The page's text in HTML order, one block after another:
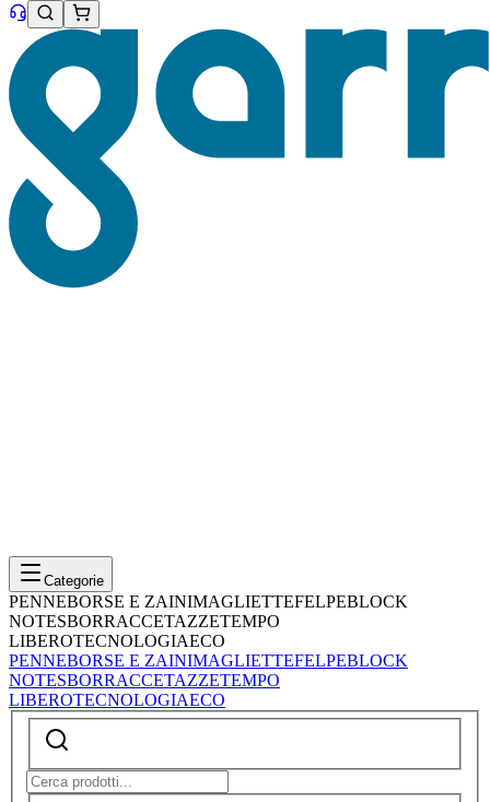
Categorie
PENNEBORSE E ZAINIMAGLIETTEFELPEBLOCK
NOTESBORRACCETAZZETEMPO
LIBEROTECNOLOGIAECO
PENNEBORSE E ZAINIMAGLIETTEFELPEBLOCK
NOTESBORRACCETAZZETEMPO
LIBEROTECNOLOGIAECO